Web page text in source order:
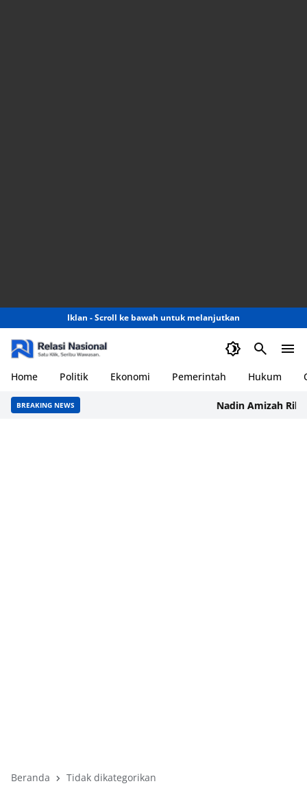
Iklan - Scroll ke bawah untuk melanjutkan
Home Politik Ekonomi Pemerintah Hukum
BREAKING NEWS Nadin Amizah Rilis
Beranda Tidak dikategorikan